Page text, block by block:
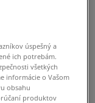
úspešný a
ich potrebám.
všetkých
informácie o Vašom
obsahu
produktov